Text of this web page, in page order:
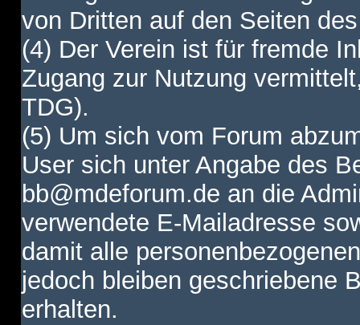
von Dritten auf den Seiten
(4) Der Verein ist für fremde
Zugang zur Nutzung
TDG).
(5) Um sich vom Forum
User sich unter Angabe des
bb@mdeforum.de an die
verwendete E-Mailadresse
damit alle
jedoch bleiben geschriebene
erhalten.